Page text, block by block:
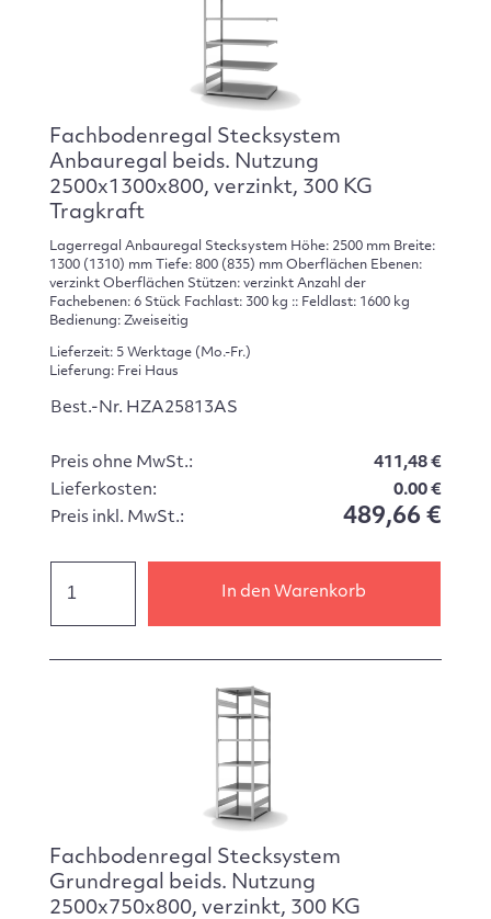
Fachbodenregal Stecksystem
Anbauregal beids. Nutzung
2500x1300x800, verzinkt, 300 KG
Tragkraft
Lagerregal Anbauregal Stecksystem Höhe: 2500 mm Breite:
1300 (1310) mm Tiefe: 800 (835) mm Oberflächen Ebenen:
verzinkt Oberflächen Stützen: verzinkt Anzahl der
Fachebenen: 6 Stück Fachlast: 300 kg :: Feldlast: 1600 kg
Bedienung: Zweiseitig
Lieferzeit: 5 Werktage (Mo.-Fr.)
Lieferung: Frei Haus
Best.-Nr. HZA25813AS
Preis ohne MwSt.:
411,48 €
Lieferkosten:
0.00 €
Preis inkl. MwSt.:
489,66 €
In den Warenkorb
Fachbodenregal Stecksystem
Grundregal beids. Nutzung
2500x750x800, verzinkt, 300 KG